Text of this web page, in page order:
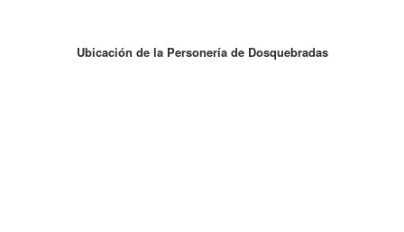
Ubicación de la Personería de Dosquebradas